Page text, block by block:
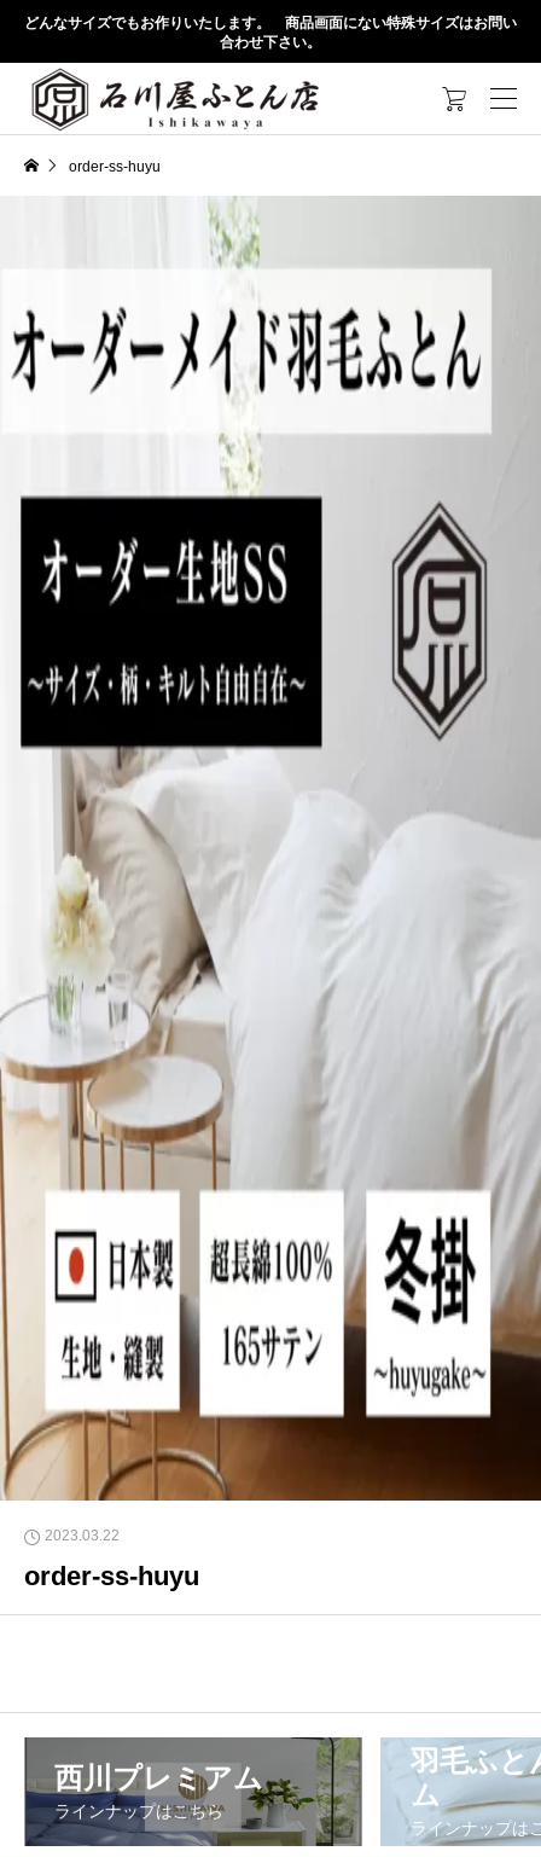
どんなサイズでもお作りいたします。 商品画面にない特殊サイズはお問い
合わせ下さい。

order-ss-huyu
2023.03.22
order-ss-huyu
西川プレミアム
ラインナップはこちら
羽毛ふと
ム
ラインナップは